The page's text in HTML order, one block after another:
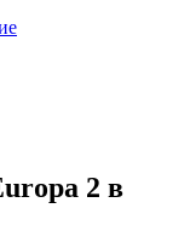
2 в